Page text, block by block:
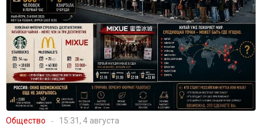
Общество 15:31, 4 августа